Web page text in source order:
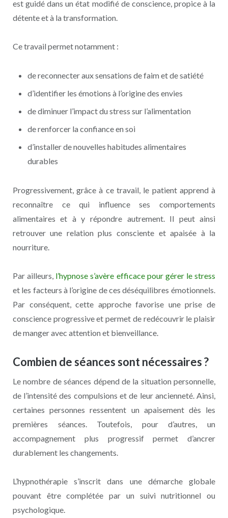
est guidé dans un état modifié de conscience, propice à la
détente et à la transformation.
Ce travail permet notamment :
de reconnecter aux sensations de faim et de satiété
d’identifier les émotions à l’origine des envies
de diminuer l’impact du stress sur l’alimentation
de renforcer la confiance en soi
d’installer de nouvelles habitudes alimentaires
durables
Progressivement, grâce à ce travail, le patient apprend à
reconnaître ce qui influence ses comportements
alimentaires et à y répondre autrement. Il peut ainsi
retrouver une relation plus consciente et apaisée à la
nourriture.
Par ailleurs, l’hypnose s’avère efficace pour gérer le stress
et les facteurs à l’origine de ces déséquilibres émotionnels.
Par conséquent, cette approche favorise une prise de
conscience progressive et permet de redécouvrir le plaisir
de manger avec attention et bienveillance.
Combien de séances sont nécessaires ?
Le nombre de séances dépend de la situation personnelle,
de l’intensité des compulsions et de leur ancienneté. Ainsi,
certaines personnes ressentent un apaisement dès les
premières séances. Toutefois, pour d’autres, un
accompagnement plus progressif permet d’ancrer
durablement les changements.
L’hypnothérapie s’inscrit dans une démarche globale
pouvant être complétée par un suivi nutritionnel ou
psychologique.